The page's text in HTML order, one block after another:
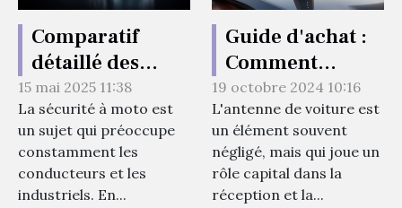
Comparatif
détaillé des
technologies
d'airbags moto
pour 2023
15 mai 2025 11:38
La sécurité à moto est
un sujet qui préoccupe
constamment les
conducteurs et les
industriels. En...
Guide d'achat :
Comment
choisir la
meilleure
antenne de
voiture pour
votre modèle
19 octobre 2024 10:16
L'antenne de voiture est
un élément souvent
négligé, mais qui joue un
rôle capital dans la
réception et la...